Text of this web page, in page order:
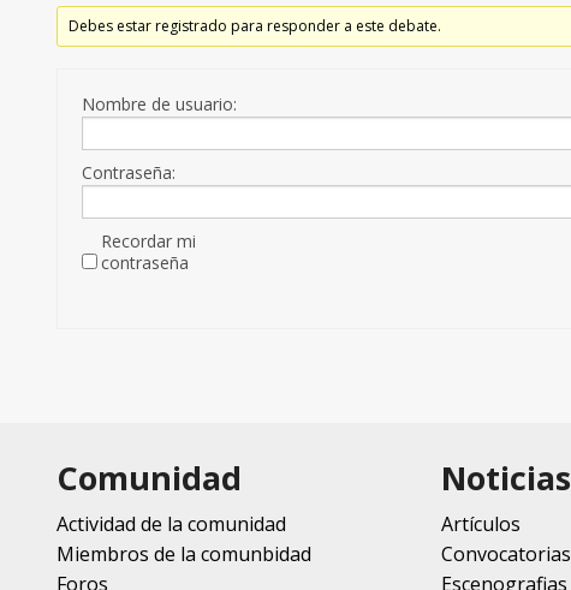
Debes estar registrado para responder a este debate.
Nombre de usuario:
Contraseña:
Recordar mi
contraseña
Comunidad
Actividad de la comunidad
Miembros de la comunbidad
Foros
Noticias
Artículos
Convocatorias
Escenografias